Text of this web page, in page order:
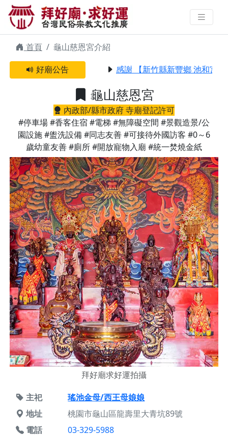
龜山慈恩宮 | 拜好廟求好運 找到與
您有緣的信仰
首頁
龜山慈恩宮介紹
好廟公告
感謝 【新竹縣新豐鄉 池和宮】
龜山慈恩宮
內政部/縣市政府 寺廟登記許可
#停車場#香客住宿 #電梯#無障礙空間 #景觀造景/公
園設施#盥洗設備#同志友善#可接待外國訪客 #0～6
歲幼童友善#廁所#開放寵物入廟 #統一焚燒金紙
拜好廟求好運拍攝
主祀
瑤池金母/西王母娘娘
地址
桃園市龜山區龍壽里大青坑89號
電話
03-329-5988